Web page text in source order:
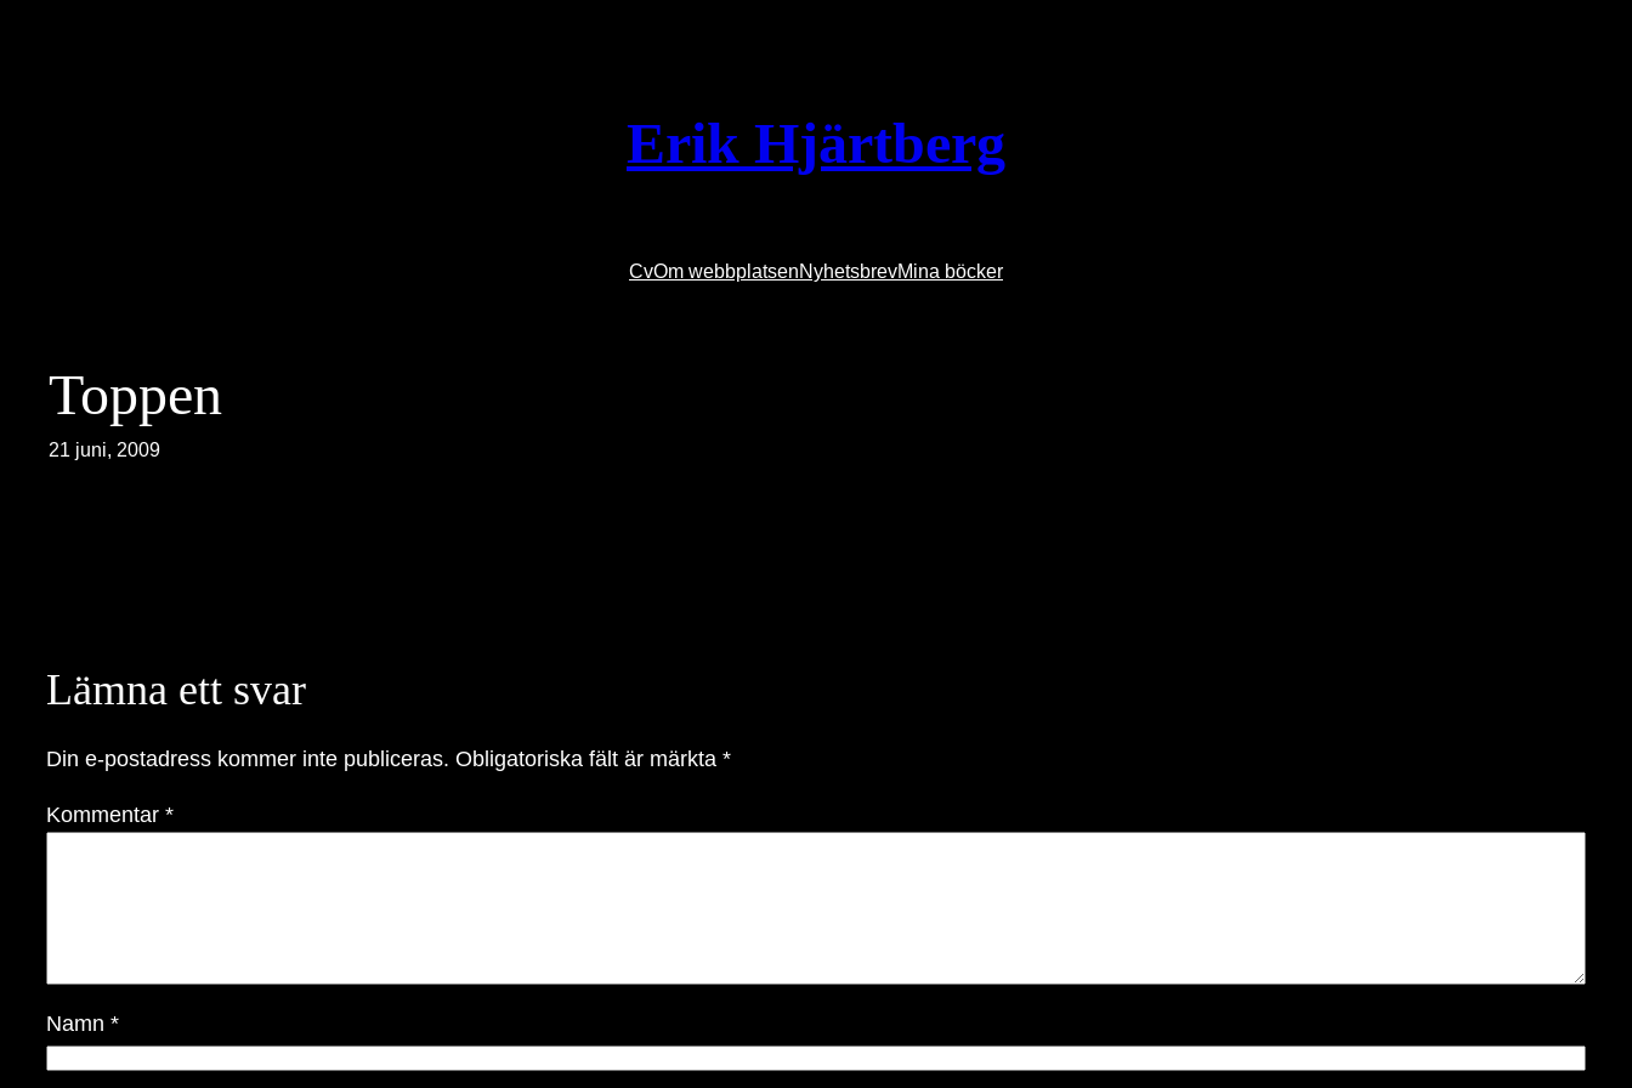
Erik Hjärtberg
CvOm webbplatsenNyhetsbrevMina böcker
Toppen
21 juni, 2009
Lämna ett svar
Din e-postadress kommer inte publiceras. Obligatoriska fält är märkta *
Kommentar *
Namn *